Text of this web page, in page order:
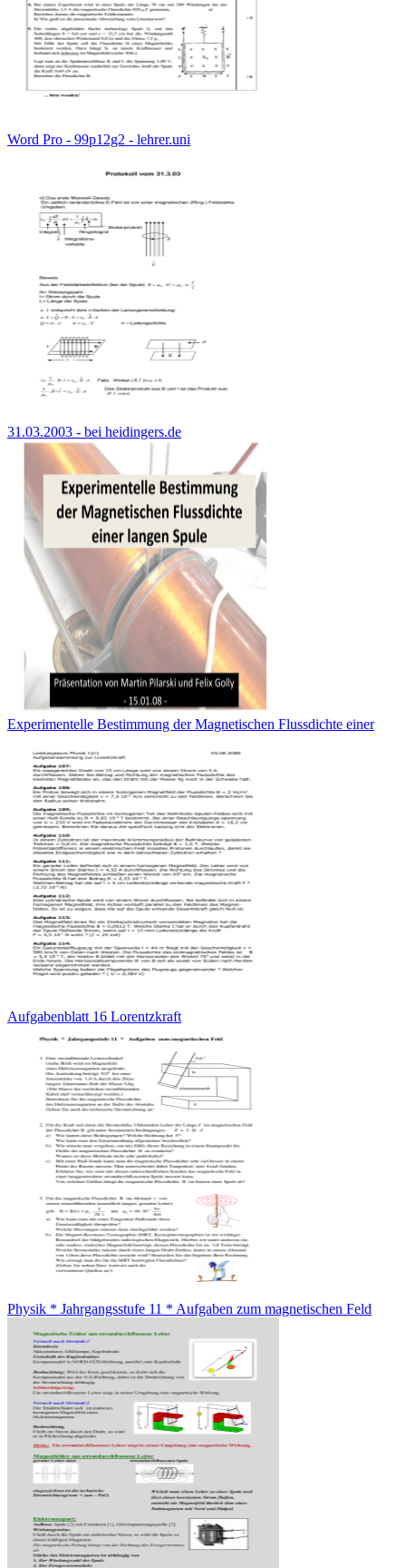
Word Pro - 99p12g2 - lehrer.uni
31.03.2003 - bei heidingers.de
Experimentelle Bestimmung der Magnetischen Flussdichte einer
Aufgabenblatt 16 Lorentzkraft
Physik * Jahrgangsstufe 11 * Aufgaben zum magnetischen Feld